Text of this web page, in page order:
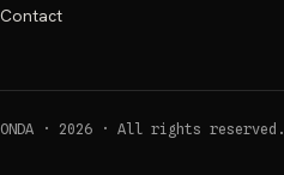
Contact
ONDA · 2026 · All rights reserved.